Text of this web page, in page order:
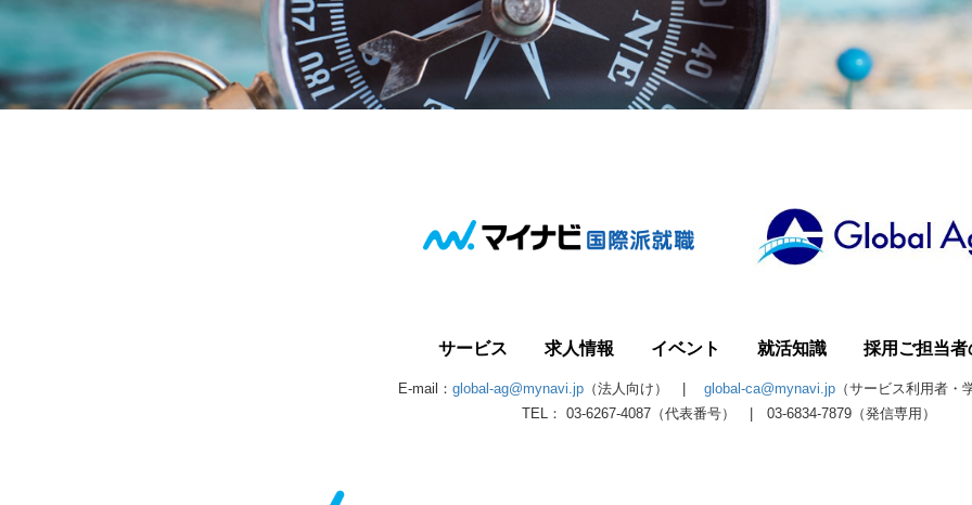
サービス 求人情報 イベント 就活知識 採用ご担当者
E-mail： global-ag@mynavi.jp（法人向け） | global-ca@mynavi.jp（サービス利用者・
TEL： 03-6267-4087（代表番号） | 03-6834-7879（発信専用）